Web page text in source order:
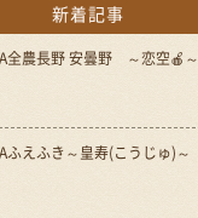
新着記事
全農長野 安曇野 ～恋空🍎～
ふえふき～皇寿(こうじゅ)～